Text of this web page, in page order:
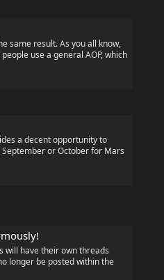
same result. As you all know,
use a general AOP, which
a decent opportunity to
or October for Mars
will have their own threads
longer be posted within the